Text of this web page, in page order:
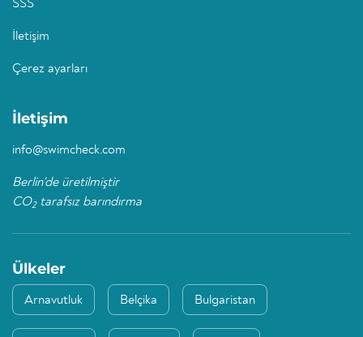
SSS
İletişim
Çerez ayarları
İletişim
info@swimcheck.com
Berlin'de üretilmiştir
CO2tarafsız barındırma
Ülkeler
Arnavutluk Belçika Bulgaristan